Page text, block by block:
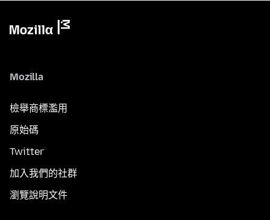
Mozilla
檢舉商標濫用
原始碼
Twitter
加入我們的社群
瀏覽說明文件